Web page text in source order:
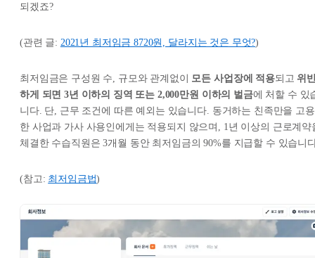
되겠죠?
(관련 글: 2021년 최저임금 8720원, 달라지는 것은 무엇?)
최저임금은 구성원 수, 규모와 관계없이 모든 사업장에 적용되고 위
하게 되면 3년 이하의 징역 또는 2,000만원 이하의 벌금에 처할 수 있
니다. 단, 근무 조건에 따른 예외는 있습니다. 동거하는 친족만을 고용
한 사업과 가사 사용인에게는 적용되지 않으며, 1년 이상의 근로계약
체결한 수습직원은 3개월 동안 최저임금의 90%를 지급할 수 있습니
(참고: 최저임금법)